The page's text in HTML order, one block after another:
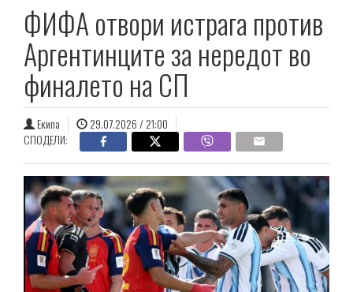
ФИФА отвори истрага против
Аргентинците за нередот во
финалето на СП
Екипа
29.07.2026 / 21:00
СПОДЕЛИ: